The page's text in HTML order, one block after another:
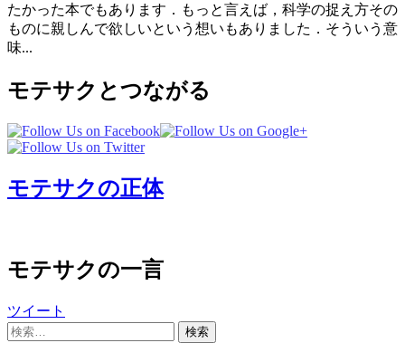
たかった本でもあります．もっと言えば，科学の捉え方その
ものに親しんで欲しいという想いもありました．そういう意
味...
モテサクとつながる
モテサクの正体
モテサクの一言
ツイート
検